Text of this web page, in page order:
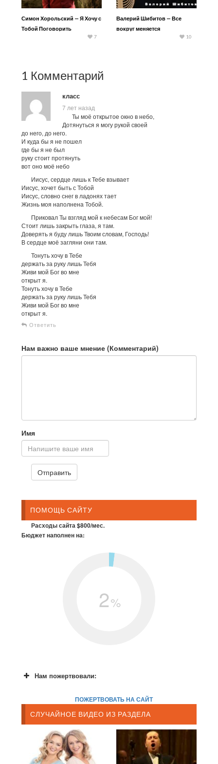
Симон Хорольский — Я Хочу с
Тобой Поговорить
7
Валерий Шибитов — Все
вокруг меняется
10
1 Комментарий
класс
7 лет назад
Ты моё открытое окно в небо,
Дотянуться я могу рукой своей
до него, до него.
И куда бы я не пошел
где бы я не был
руку стоит протянуть
вот оно моё небо
Иисус, сердце лишь к Тебе взывает
Иисус, хочет быть с Тобой
Иисус, словно снег в ладонях тает
Жизнь моя наполнена Тобой.
Приковал Ты взгляд мой к небесам Бог мой!
Стоит лишь закрыть глаза, я там.
Доверять я буду лишь Твоим словам, Господь!
В сердце моё загляни они там.
Тонуть хочу в Тебе
держать за руку лишь Тебя
Живи мой Бог во мне
открыт я.
Тонуть хочу в Тебе
держать за руку лишь Тебя
Живи мой Бог во мне
открыт я.
Ответить
Нам важно ваше мнение (Комментарий)
Имя
ПОМОЩЬ САЙТУ
Расходы сайта $800/мес.
Бюджет наполнен на:
2%
Нам пожертвовали:
ПОЖЕРТВОВАТЬ НА САЙТ
СЛУЧАЙНОЕ ВИДЕО ИЗ РАЗДЕЛА